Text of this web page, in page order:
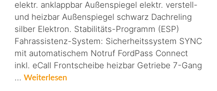
elektr. anklappbar Außenspiegel elektr. verstell-
und heizbar Außenspiegel schwarz Dachreling
silber Elektron. Stabilitäts-Programm (ESP)
Fahrassistenz-System: Sicherheitssystem SYNC
mit automatischem Notruf FordPass Connect
inkl. eCall Frontscheibe heizbar Getriebe 7-Gang
… Weiterlesen